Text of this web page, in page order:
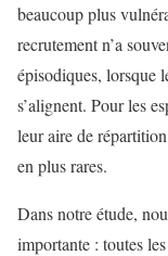
beaucoup plus
recrutement n’a
épisodiques, lorsque
s’alignent. Pour les
leur aire de
en plus rares.
Dans notre étude,
importante : toutes